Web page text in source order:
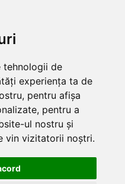
tehnologii de
experiența ta de
pentru afișa
pentru a
ul nostru și
vin vizitatorii noștri.